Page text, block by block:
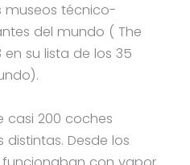
museos técnico-
del mundo ( The
en su lista de los 35
casi 200 coches
Desde los